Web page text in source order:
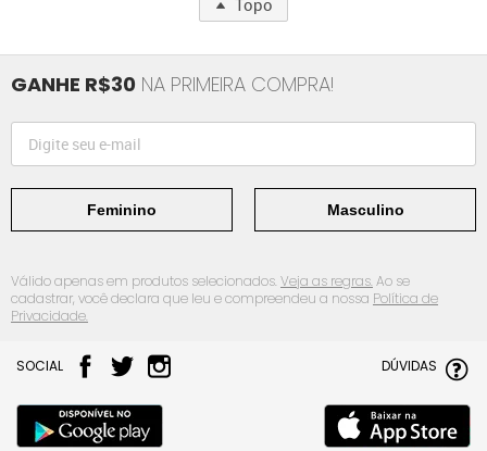
GANHE R$30 NA PRIMEIRA COMPRA!
Feminino Masculino
Válido apenas em produtos selecionados.Veja as regras.Ao se
cadastrar, você declara que leu e compreendeu a nossa Política de
Privacidade.
SOCIAL DÚVIDAS